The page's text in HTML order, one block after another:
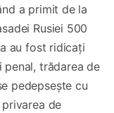
a primit de la
Rusiei 500
au fost ridicați
penal, trădarea de
pedepsește cu
de